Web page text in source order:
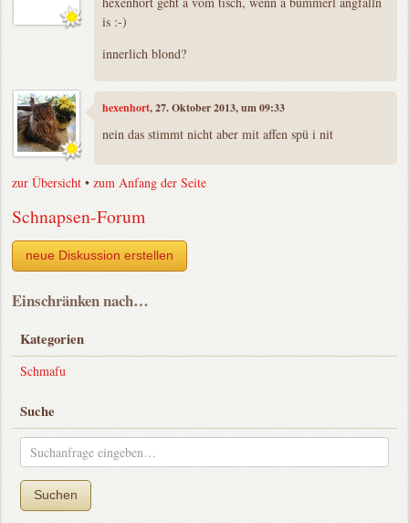
is :-)
innerlich blond?
hexenhort, 27. Oktober 2013, um 09:33
nein das stimmt nicht aber mit affen spü i nit
zur Übersicht •zum Anfang der Seite
Schnapsen-Forum
neue Diskussion erstellen
Einschränken nach…
Kategorien
Schmafu
Suche
Suchen